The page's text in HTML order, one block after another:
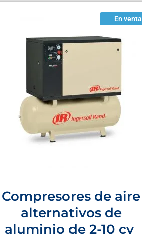
En venta
Compresores de aire
alternativos de
aluminio de 2-10 cv